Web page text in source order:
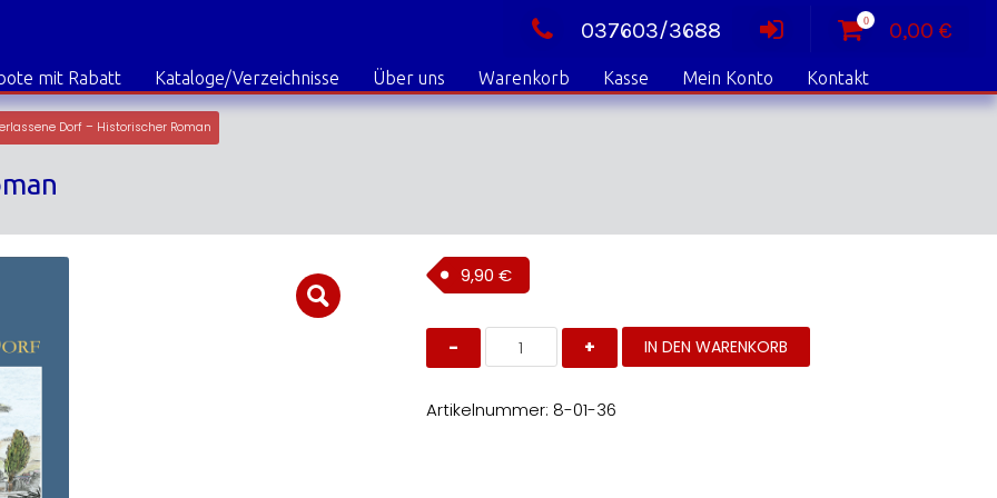
037603/3688 0 0,00 €
mit Rabatt Kataloge/Verzeichnisse Über uns Warenkorb Kasse Mein Konto Kontakt
Dorf – Historischer Roman
9,90 €
Das
verlassene
Dorf
Historischer
Roman
IN DEN WARENKORB
Artikelnummer: 8-01-36